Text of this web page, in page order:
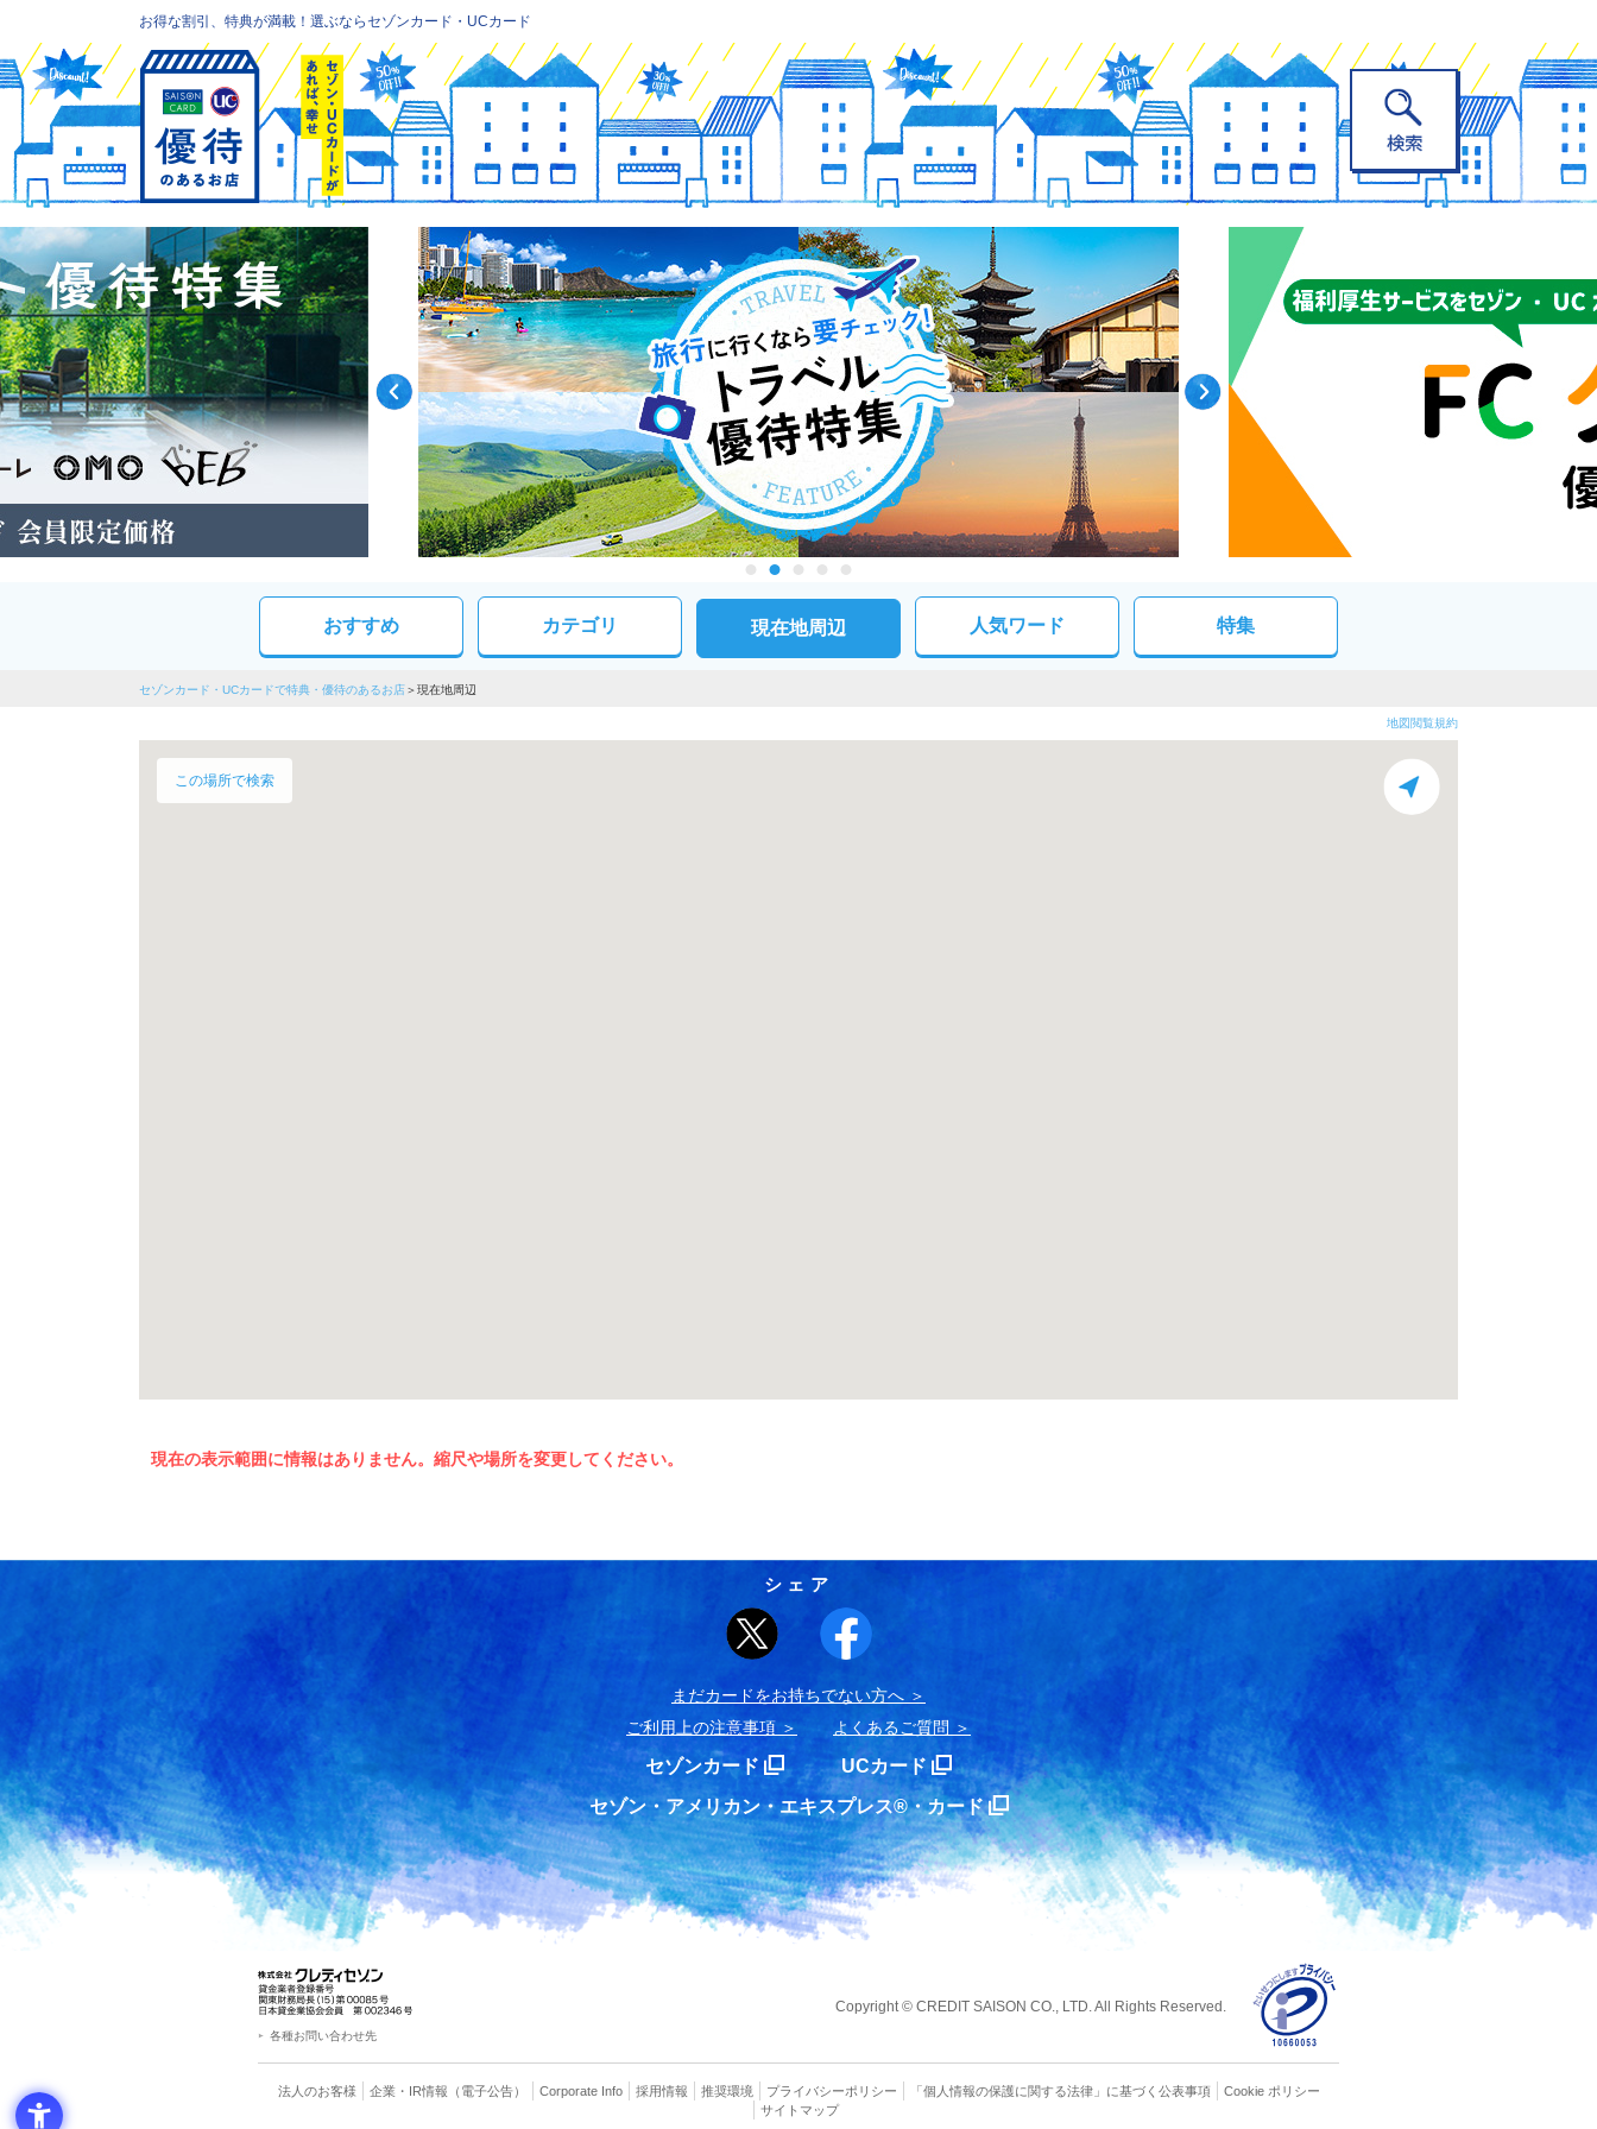
お得な割引、特典が満載！選ぶならセゾンカード・UCカード
おすすめ カテゴリ 現在地周辺 人気ワード 特集
セゾンカード・UCカードで特典・優待のあるお店 現在地周辺
地図閲覧規約
この場所で検索
現在の表示範囲に情報はありません。縮尺や場所を変更してください。
シェア
まだカードをお持ちでない⽅へ
ご利用上の注意事項
よくあるご質問
セゾンカード
UCカード
セゾン・アメリカン・エキスプレス®・カード
各種お問い合わせ先
Copyright © CREDIT SAISON CO., LTD. All Rights Reserved.
法人のお客様 企業・IR情報 （電子公告） Corporate Info 採用情報 推奨環境 プライバシーポリシー 「個人情報の保護に関する法律」に基づく公表事項
Cookie ポリシー
サイトマップ